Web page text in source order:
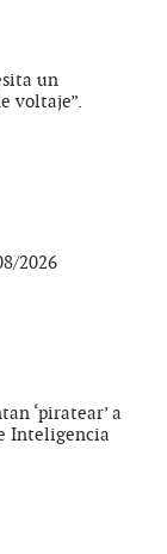
un
voltaje”.
2026
‘piratear’ a
Inteligencia